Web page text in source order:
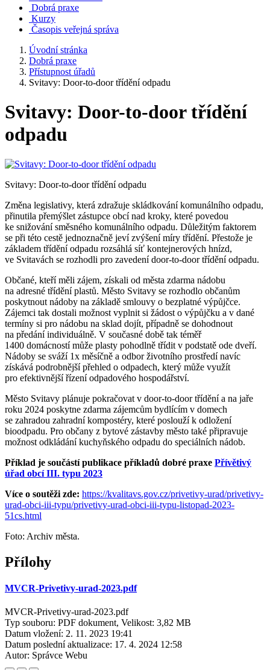
Dobrá praxe
Kurzy
Časopis veřejná správa
Úvodní stránka
Dobrá praxe
Přístupnost úřadů
Svitavy: Door-to-door třídění odpadu
Svitavy: Door-to-door třídění
odpadu
Svitavy: Door-to-door třídění odpadu
Změna legislativy, která zdražuje skládkování komunálního odpadu,
přinutila přemýšlet zástupce obcí nad kroky, které povedou
ke snižování směsného komunálního odpadu. Důležitým faktorem
se při této cestě jednoznačně jeví zvýšení míry třídění. Přestože je
základem třídění odpadu rozsáhlá síť kontejnerových hnízd,
ve Svitavách se rozhodli pro zavedení door-to-door třídění odpadu.
Občané, kteří měli zájem, získali od města zdarma nádobu
na adresné třídění plastů. Město Svitavy se rozhodlo občanům
poskytnout nádoby na základě smlouvy o bezplatné výpůjčce.
Zájemci tak dostali možnost vyplnit si žádost o výpůjčku a v dané
termíny si pro nádobu na sklad dojít, případně se dohodnout
na předání individuálně. V současné době tak téměř
1400 domácností může plasty pohodlně třídit v podstatě ode dveří.
Nádoby se sváží 1x měsíčně a odbor životního prostředí navíc
získává podrobnější přehled o odpadech, který může využít
pro efektivnější řízení odpadového hospodářství.
Město Svitavy plánuje pokračovat v door-to-door třídění a na jaře
roku 2024 poskytne zdarma zájemcům bydlícím v domech
se zahradou zahradní kompostéry, které poslouží k odložení
bioodpadu. Pro občany z bytové zástavby město také připravuje
možnost odkládání kuchyňského odpadu do speciálních nádob.
Příklad je součástí publikace příkladů dobré praxe Přívětivý
úřad obcí III. typu 2023
Více o soutěži zde: https://kvalitavs.gov.cz/privetivy-urad/privetivy-
urad-obci-iii-typu/privetivy-urad-obci-iii-typu-listopad-2023-
51cs.html
Foto: Archiv města.
Přílohy
MVCR-Privetivy-urad-2023.pdf
MVCR-Privetivy-urad-2023.pdf
Typ souboru: PDF dokument, Velikost: 3,82 MB
Datum vložení: 2. 11. 2023 19:41
Datum poslední aktualizace: 17. 4. 2024 12:58
Autor: Správce Webu